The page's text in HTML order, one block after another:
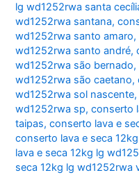
lg wd1252rwa santa
wd1252rwa santana,
wd1252rwa santo amaro,
wd1252rwa santo andré,
wd1252rwa são bernado,
wd1252rwa são caetano,
wd1252rwa sol nascente
wd1252rwa sp,conserto
taipas,conserto lava e
conserto lava e seca
lava e seca 12kg lg
seca 12kg lg wd1252rwa